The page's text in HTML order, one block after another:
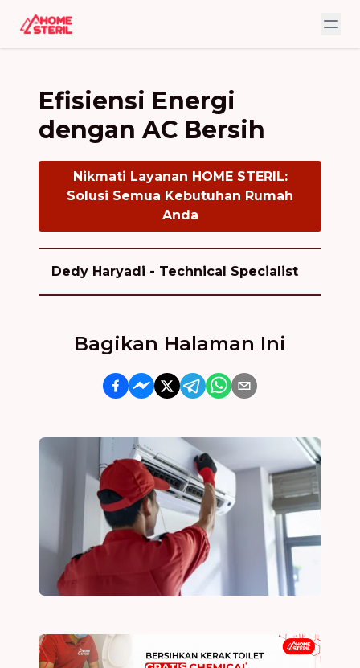
Efisiensi Energi
dengan AC Bersih
Nikmati Layanan HOME STERIL:
Solusi Semua Kebutuhan Rumah
Anda
Dedy Haryadi - Technical Specialist
Bagikan Halaman Ini